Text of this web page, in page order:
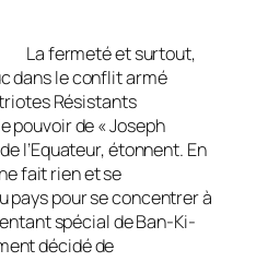
La fermeté et surtout,
dans le conflit armé
Résistants
pouvoir de « Joseph
l’Equateur, étonnent. En
fait rien et se
pays pour se concentrer à
spécial de Ban-Ki-
décidé de